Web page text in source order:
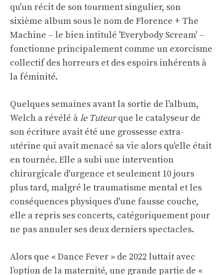
qu'un récit de son tourment singulier, son
sixième album sous le nom de Florence + The
Machine – le bien intitulé 'Everybody Scream' –
fonctionne principalement comme un exorcisme
collectif des horreurs et des espoirs inhérents à
la féminité.
Quelques semaines avant la sortie de l'album,
Welch a révélé àle Tuteurque le catalyseur de
son écriture avait été une grossesse extra-
utérine qui avait menacé sa vie alors qu'elle était
en tournée. Elle a subi une intervention
chirurgicale d'urgence et seulement 10 jours
plus tard, malgré le traumatisme mental et les
conséquences physiques d'une fausse couche,
elle a repris ses concerts, catégoriquement pour
ne pas annuler ses deux derniers spectacles.
Alors que « Dance Fever » de 2022 luttait avec
l’option de la maternité, une grande partie de «